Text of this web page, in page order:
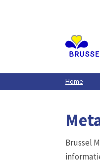
Home
Brussel